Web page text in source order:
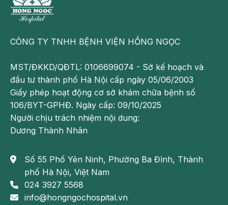
Theo dõi fanpage của Bệnh viện Đa khoa Hồng Ngọc
để biết thêm thông tin bổ ích khác:
https://www.facebook.com/BenhvienHongNgoc/
CÔNG TY TNHH BỆNH VIỆN HỒNG NGỌC
MST/ĐKKD/QĐTL: 0106699074 - Sở kế hoạch và
đầu tư thành phố Hà Nội cấp ngày 05/06/2003
Giấy phép hoạt động cơ sở khám chữa bệnh số
106/BYT-GPHĐ. Ngày cấp: 09/10/2025
Người chịu trách nhiệm nội dung:
Dương Thành Nhân
Số 55 Phố Yên Ninh, Phường Ba Đình, Thành
phố Hà Nội, Việt Nam
024 3927 5568
info@hongngochospital.vn